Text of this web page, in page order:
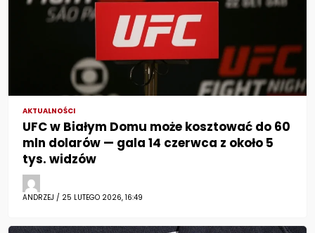
AKTUALNOŚCI
UFC w Białym Domu może kosztować do 60
mln dolarów — gala 14 czerwca z około 5
tys. widzów
ANDRZEJ / 25 LUTEGO 2026, 16:49